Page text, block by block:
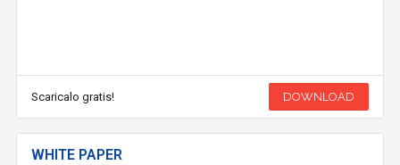
Scaricalo gratis! DOWNLOAD
WHITE PAPER